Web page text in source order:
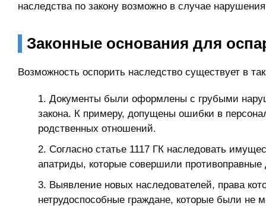
наследства по закону возможно в случае
Законные основания для
Возможность оспорить наследство существует в
Документы были оформлены с грубыми
закона. К примеру, допущены ошибки в
родственных отношений.
Согласно статье 1117 ГК наследовать
апатриды, которые совершили
Выявление новых наследователей, права
нетрудоспособные граждане, которые были не